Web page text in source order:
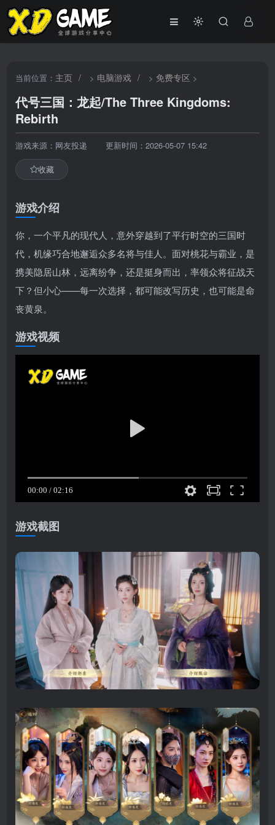
当前位置： 主页 / > 电脑游戏 / > 免费专区 >
代号三国：龙起/The Three Kingdoms:
Rebirth
游戏来源：网友投递 更新时间：2026-05-07 15:42
收藏
游戏介绍
你，一个平凡的现代人，意外穿越到了平行时空的三国时
代，机缘巧合地邂逅众多名将与佳人。面对桃花与霸业，是
携美隐居山林，远离纷争，还是挺身而出，率领众将征战天
下？但小心——每一次选择，都可能改写历史，也可能是命
丧黄泉。
游戏视频
游戏截图